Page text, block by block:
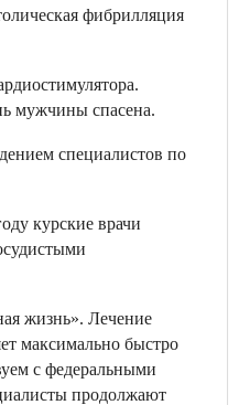
фибрилляция
мужчины спасена.
специалистов по
курские врачи
жизнь». Лечение
максимально быстро
с федеральными
продолжают